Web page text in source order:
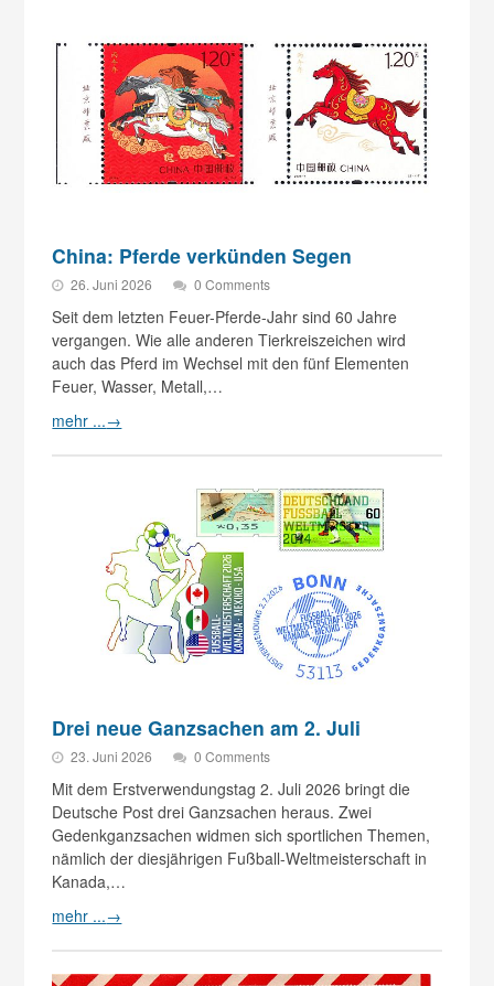
China: Pferde verkünden Segen
26. Juni 2026 0 Comments
Seit dem letzten Feuer-Pferde-Jahr sind 60 Jahre
vergangen. Wie alle anderen Tierkreiszeichen wird
auch das Pferd im Wechsel mit den fünf Elementen
Feuer, Wasser, Metall,…
mehr ...→
Drei neue Ganzsachen am 2. Juli
23. Juni 2026 0 Comments
Mit dem Erstverwendungstag 2. Juli 2026 bringt die
Deutsche Post drei Ganzsachen heraus. Zwei
Gedenkganzsachen widmen sich sportlichen Themen,
nämlich der diesjährigen Fußball-Weltmeisterschaft in
Kanada,…
mehr ...→